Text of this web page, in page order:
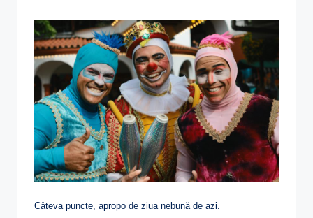
Câteva puncte, apropo de ziua nebună de azi.